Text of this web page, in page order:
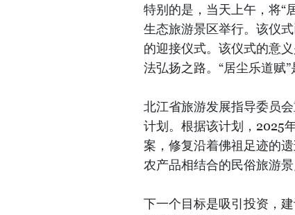
特别的是，当天上午，将“
生态旅游景区举行。该仪
的迎接仪式。该仪式的意
法弘扬之路。“居尘乐道赋
北江省旅游发展指导委员
计划。根据该计划，2025
案，修复沿着佛祖足迹的
农产品相结合的民俗旅游
下一个目标是吸引投资，